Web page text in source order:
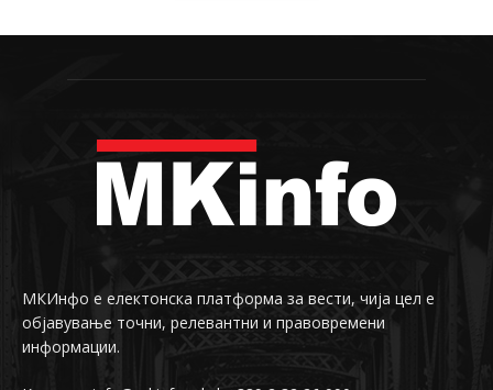
МКИнфо е електонска платформа за вести, чија цел е
објавување точни, релевантни и правовремени
информации.